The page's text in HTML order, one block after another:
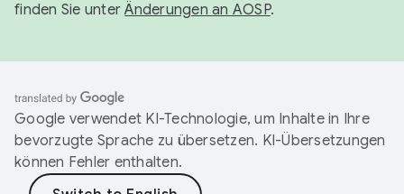
finden Sie unterÄnderungen an AOSP.
Google verwendet KI-Technologie, um Inhalte in Ihre
bevorzugte Sprache zu übersetzen. KI-Übersetzungen
können Fehler enthalten.